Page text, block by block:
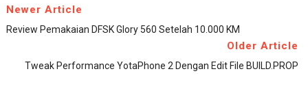
Newer Article
Review Pemakaian DFSK Glory 560 Setelah 10.000 KM
Older Article
Tweak Performance YotaPhone 2 Dengan Edit File BUILD.PROP